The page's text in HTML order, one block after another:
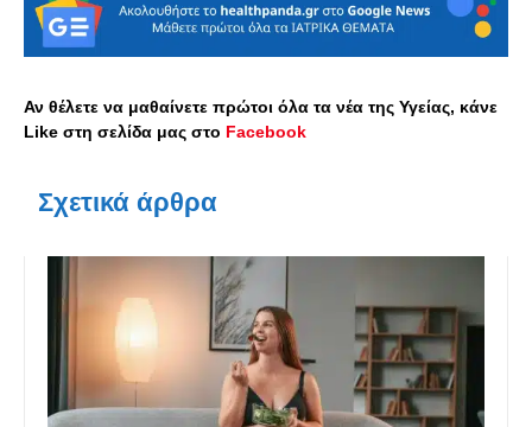
Αν θέλετε να μαθαίνετε πρώτοι όλα τα νέα της Υγείας, κάνε
Like στη σελίδα μας στο Facebook
Σχετικά άρθρα